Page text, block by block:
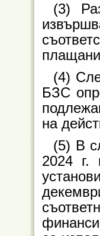
(3)
(4)
БЗС
на
(5) В
2024 г.